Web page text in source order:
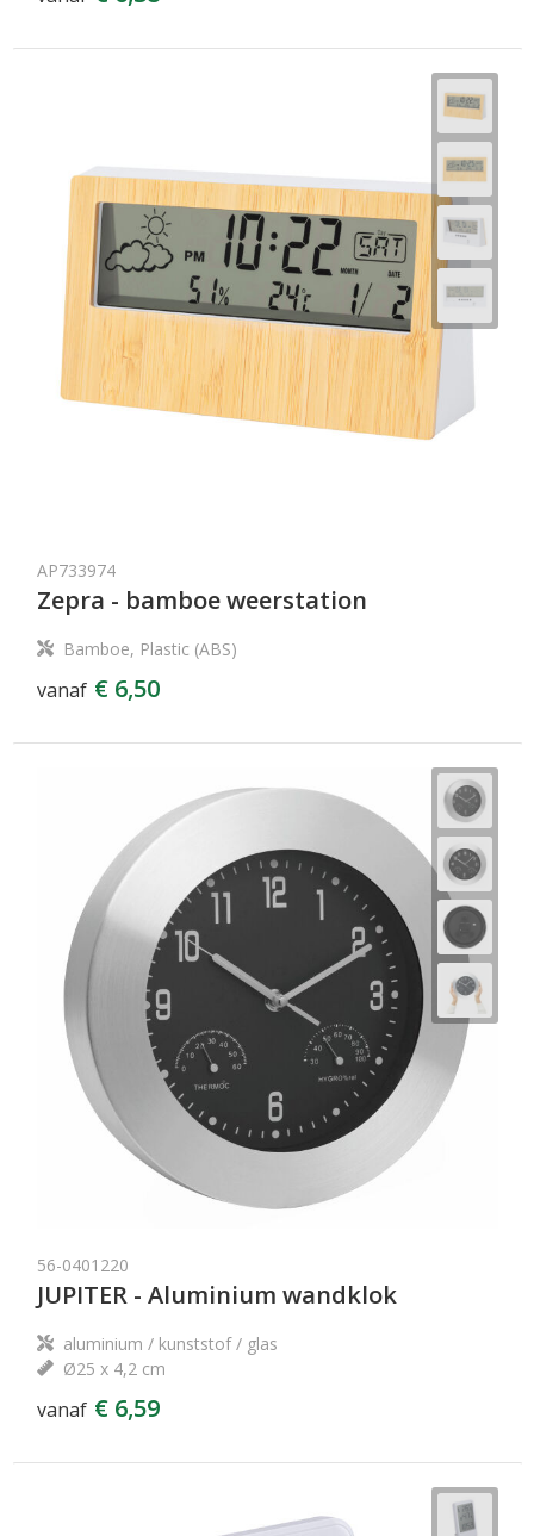
AP733974
Zepra - bamboe weerstation
Bamboe, Plastic (ABS)
vanaf € 6,50
56-0401220
JUPITER - Aluminium wandklok
aluminium / kunststof / glas
Ø25 x 4,2 cm
vanaf € 6,59